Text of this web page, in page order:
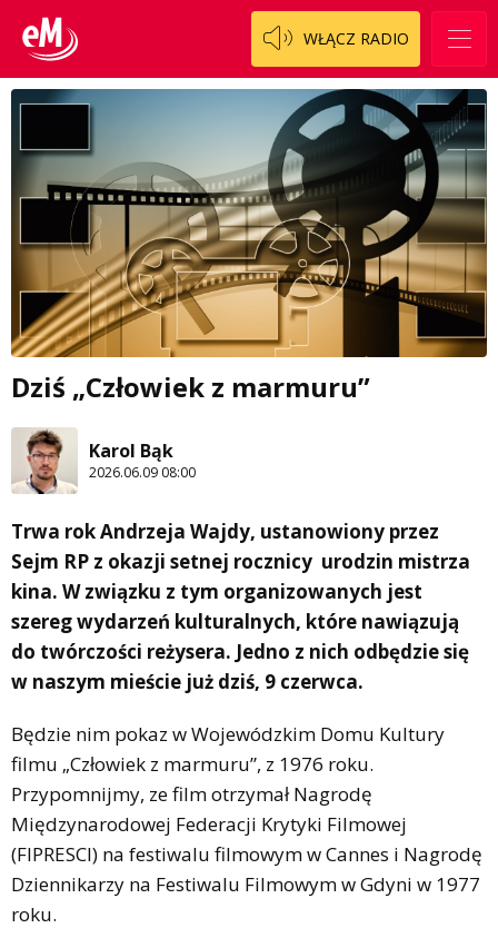
WŁĄCZ RADIO
Dziś „Człowiek z marmuru”
Karol Bąk
2026.06.09 08:00
Trwa rok Andrzeja Wajdy, ustanowiony przez
Sejm RP z okazji setnej rocznicy urodzin mistrza
kina. W związku z tym organizowanych jest
szereg wydarzeń kulturalnych, które nawiązują
do twórczości reżysera. Jedno z nich odbędzie się
w naszym mieście już dziś, 9 czerwca.
Będzie nim pokaz w Wojewódzkim Domu Kultury
filmu „Człowiek z marmuru”, z 1976 roku.
Przypomnijmy, ze film otrzymał Nagrodę
Międzynarodowej Federacji Krytyki Filmowej
(FIPRESCI) na festiwalu filmowym w Cannes i Nagrodę
Dziennikarzy na Festiwalu Filmowym w Gdyni w 1977
roku.